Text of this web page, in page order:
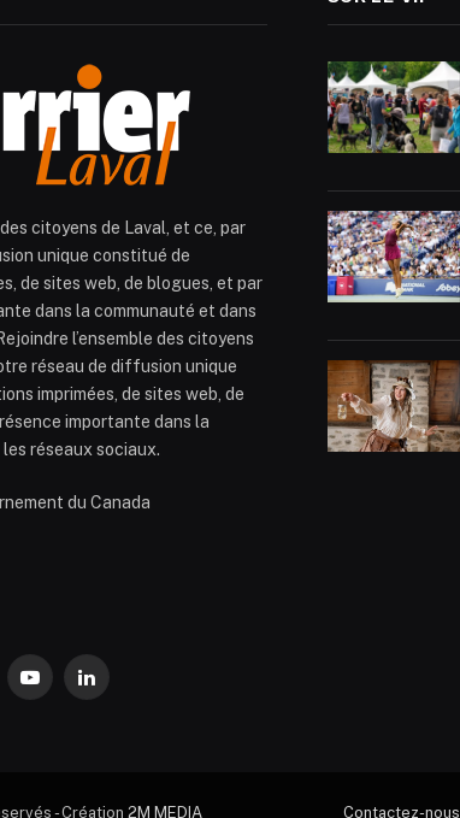
citoyens de Laval, et ce, par
unique constitué de
de sites web, de blogues, et par
dans la communauté et dans
l’ensemble des citoyens
réseau de diffusion unique
imprimées, de sites web, de
importante dans la
réseaux sociaux.
du Canada
YouTubeLinkedIn
- Création 2M MEDIA Contactez-nous